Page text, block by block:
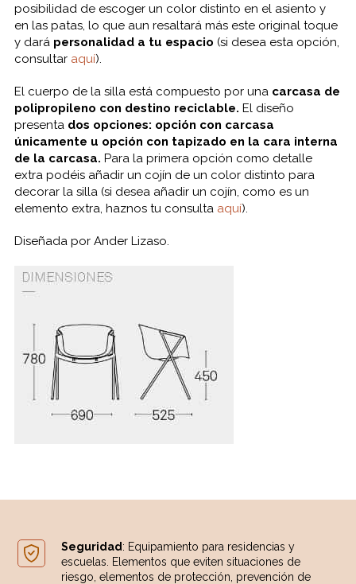
posibilidad de escoger un color distinto en el asiento y
en las patas, lo que aun resaltará más este original toque
y dará personalidad a tu espacio (si desea esta opción,
consultar aquí).
El cuerpo de la silla está compuesto por una carcasa de
polipropileno con destino reciclable. El diseño
presenta dos opciones: opción con carcasa
únicamente u opción con tapizado en la cara interna
de la carcasa. Para la primera opción como detalle
extra podéis añadir un cojín de un color distinto para
decorar la silla (si desea añadir un cojín, como es un
elemento extra, haznos tu consulta aquí).
Diseñada por Ander Lizaso.
Seguridad : Equipamiento para residencias y
escuelas. Elementos que eviten situaciones de
riesgo, elementos de protección, prevención de